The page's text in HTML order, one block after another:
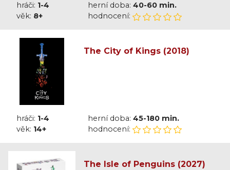
hráči: 1-4 herní doba: 40-60 min.
věk: 8+ hodnocení:
The City of Kings (2018)
hráči: 1-4 herní doba: 45-180 min.
věk: 14+ hodnocení:
The Isle of Penguins (2027)